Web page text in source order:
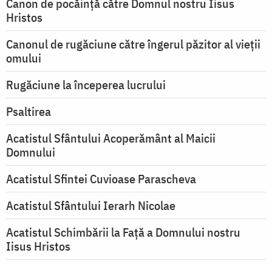
Canon de pocăință către Domnul nostru Iisus
Hristos
Canonul de rugăciune către îngerul păzitor al vieții
omului
Rugăciune la începerea lucrului
Psaltirea
Acatistul Sfântului Acoperământ al Maicii
Domnului
Acatistul Sfintei Cuvioase Parascheva
Acatistul Sfântului Ierarh Nicolae
Acatistul Schimbării la Faţă a Domnului nostru
Iisus Hristos